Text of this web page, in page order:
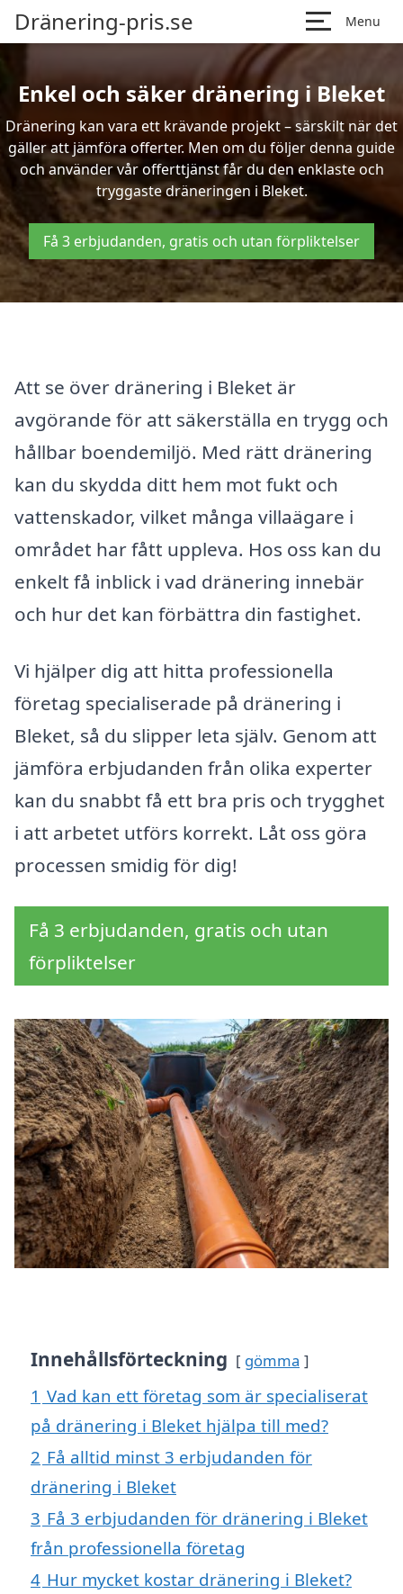
Dränering-pris.se Menu
Enkel och säker dränering i Bleket
Dränering kan vara ett krävande projekt – särskilt när det
gäller att jämföra offerter. Men om du följer denna guide
och använder vår offerttjänst får du den enklaste och
tryggaste dräneringen i Bleket.
Få 3 erbjudanden, gratis och utan förpliktelser
Att se över dränering i Bleket är
avgörande för att säkerställa en trygg och
hållbar boendemiljö. Med rätt dränering
kan du skydda ditt hem mot fukt och
vattenskador, vilket många villaägare i
området har fått uppleva. Hos oss kan du
enkelt få inblick i vad dränering innebär
och hur det kan förbättra din fastighet.
Vi hjälper dig att hitta professionella
företag specialiserade på dränering i
Bleket, så du slipper leta själv. Genom att
jämföra erbjudanden från olika experter
kan du snabbt få ett bra pris och trygghet
i att arbetet utförs korrekt. Låt oss göra
processen smidig för dig!
Få 3 erbjudanden, gratis och utan
förpliktelser
Innehållsförteckning gömma
1 Vad kan ett företag som är specialiserat
på dränering i Bleket hjälpa till med?
2 Få alltid minst 3 erbjudanden för
dränering i Bleket
3 Få 3 erbjudanden för dränering i Bleket
från professionella företag
4 Hur mycket kostar dränering i Bleket?